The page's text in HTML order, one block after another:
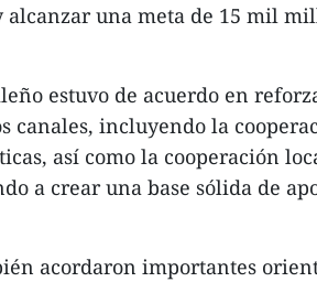
una meta de 15 mil
estuvo de acuerdo en
canales, incluyendo la
así como la cooperación
a crear una base sólida de
acordaron importantes